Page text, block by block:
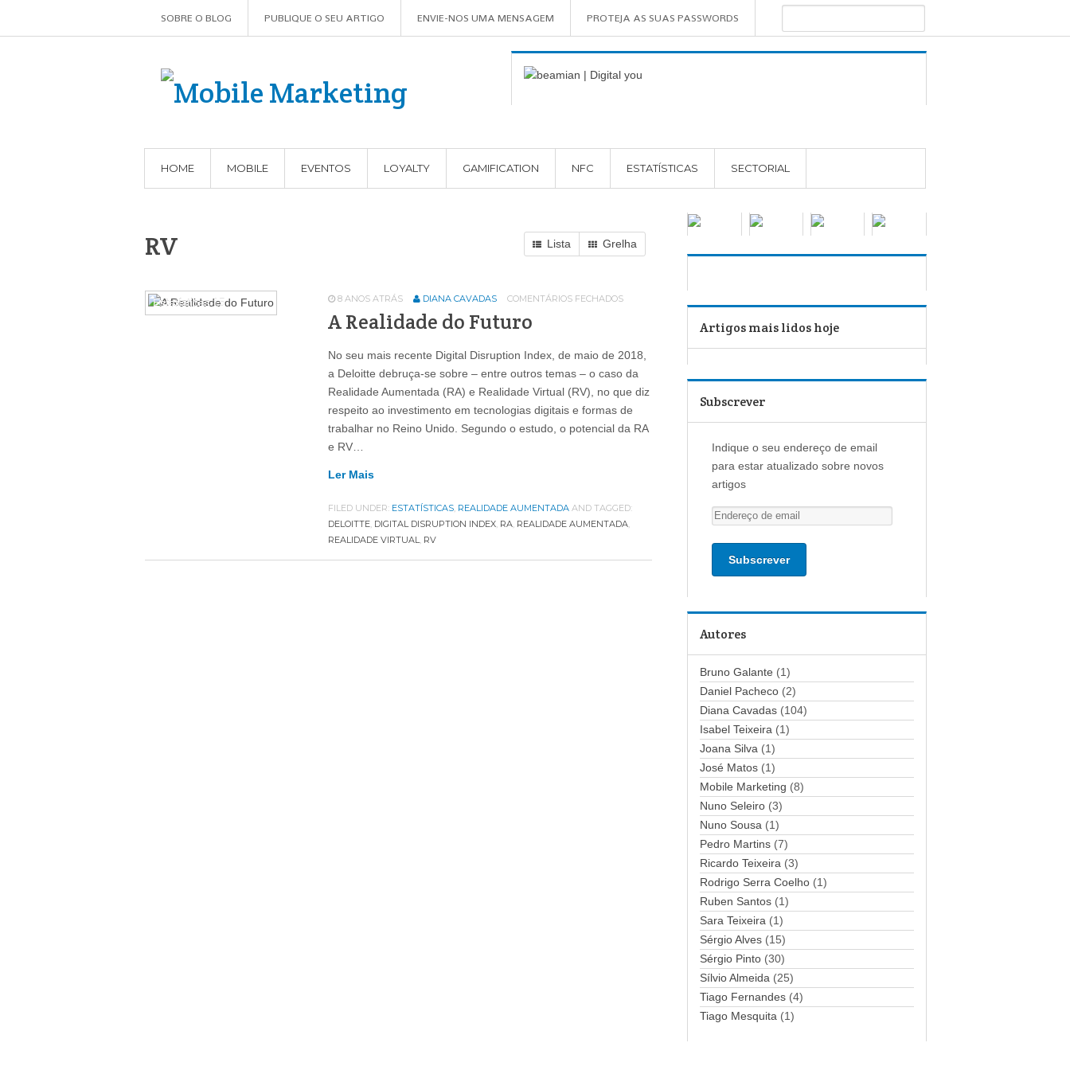
SOBRE O BLOG PUBLIQUE O SEU ARTIGO ENVIE-NOS UMA MENSAGEM PROTEJA AS SUAS PASSWORDS
HOME MOBILE EVENTOS LOYALTY GAMIFICATION NFC ESTATÍSTICAS SECTORIAL
RV Lista Grelha
Estatísticas15 8 ANOS ATRÁS DIANA CAVADAS COMENTÁRIOS FECHADOS
A Realidade do Futuro
No seu mais recente Digital Disruption Index, de maio de 2018,
a Deloitte debruça-se sobre – entre outros temas – o caso da
Realidade Aumentada (RA) e Realidade Virtual (RV), no que diz
respeito ao investimento em tecnologias digitais e formas de
trabalhar no Reino Unido. Segundo o estudo, o potencial da RA
e RV…
Ler Mais
FILED UNDER: ESTATÍSTICAS, REALIDADE AUMENTADA AND TAGGED:
DELOITTE, DIGITAL DISRUPTION INDEX, RA, REALIDADE AUMENTADA,
REALIDADE VIRTUAL, RV
Artigos mais lidos hoje
Subscrever
Indique o seu endereço de email
para estar atualizado sobre novos
artigos
E
n
d
o
d
e
e
m
a
i
l
Autores
Bruno Galante (1)
Daniel Pacheco (2)
Diana Cavadas (104)
Isabel Teixeira (1)
Joana Silva (1)
José Matos (1)
Mobile Marketing (8)
Nuno Seleiro (3)
Nuno Sousa (1)
Pedro Martins (7)
Ricardo Teixeira (3)
Rodrigo Serra Coelho (1)
Ruben Santos (1)
Sara Teixeira (1)
Sérgio Alves (15)
Sérgio Pinto (30)
Sílvio Almeida (25)
Tiago Fernandes (4)
Tiago Mesquita (1)